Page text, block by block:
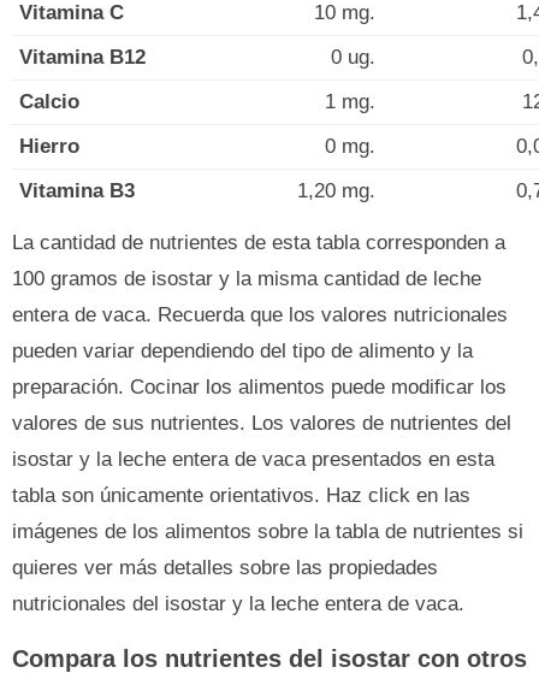
Vitamina C
10 mg.
Vitamina B12
0 ug.
Calcio
1 mg.
Hierro
0 mg.
Vitamina B3
1,20 mg.
La cantidad de nutrientes de esta tabla corresponden a
100 gramos de isostar y la misma cantidad de leche
entera de vaca. Recuerda que los valores nutricionales
pueden variar dependiendo del tipo de alimento y la
preparación. Cocinar los alimentos puede modificar los
valores de sus nutrientes. Los valores de nutrientes del
isostar y la leche entera de vaca presentados en esta
tabla son únicamente orientativos. Haz click en las
imágenes de los alimentos sobre la tabla de nutrientes si
quieres ver más detalles sobre las propiedades
nutricionales del isostar y la leche entera de vaca.
Compara los nutrientes del isostar con otros